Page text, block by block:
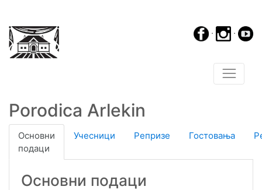
· ·
Porodica Arlekin
Основни
подаци
Учесници Репризе Гостовања
Основни подаци